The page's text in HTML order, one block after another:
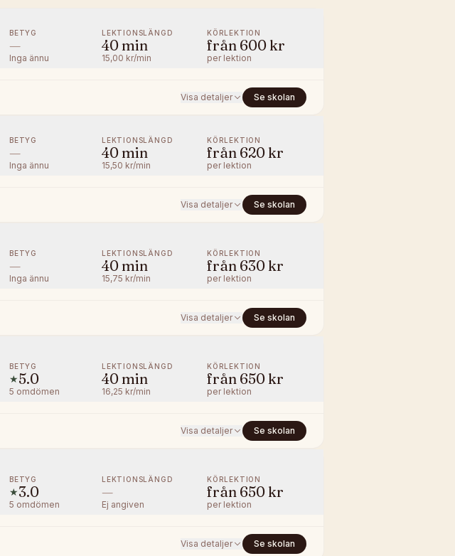
BETYG
—
Inga ännu
LEKTIONSLÄNGD
40min
15,00 kr/min
KÖRLEKTION
från 600 kr
per lektion
Visa detaljer Se skolan
BETYG
—
Inga ännu
LEKTIONSLÄNGD
40min
15,50 kr/min
KÖRLEKTION
från 620 kr
per lektion
Visa detaljer Se skolan
BETYG
—
Inga ännu
LEKTIONSLÄNGD
40min
15,75 kr/min
KÖRLEKTION
från 630 kr
per lektion
Visa detaljer Se skolan
BETYG
★5.0
5 omdömen
LEKTIONSLÄNGD
40min
16,25 kr/min
KÖRLEKTION
från 650 kr
per lektion
Visa detaljer Se skolan
BETYG
★3.0
5 omdömen
LEKTIONSLÄNGD
—
Ej angiven
KÖRLEKTION
från 650 kr
per lektion
Visa detaljer Se skolan